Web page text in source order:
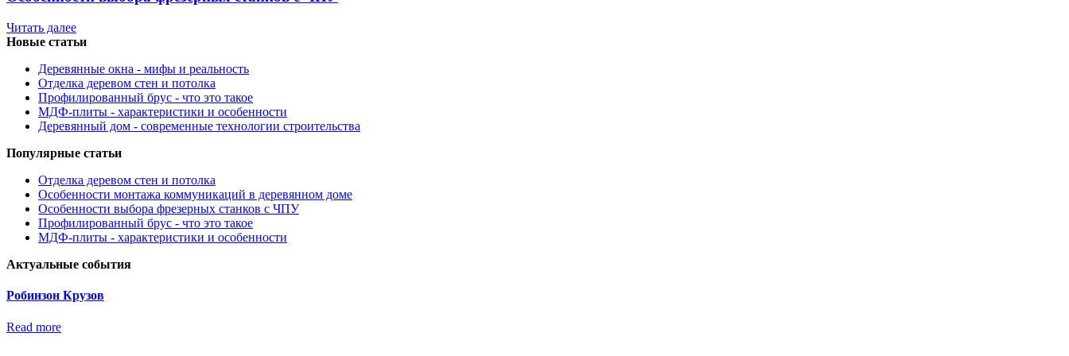
Читать далее
Новые статьи
Деревянные окна - мифы и реальность
Отделка деревом стен и потолка
Профилированный брус - что это такое
МДФ-плиты - характеристики и особенности
Деревянный дом - современные технологии строительства
Популярные статьи
Отделка деревом стен и потолка
Особенности монтажа коммуникаций в деревянном доме
Особенности выбора фрезерных станков с ЧПУ
Профилированный брус - что это такое
МДФ-плиты - характеристики и особенности
Актуальные события
Робинзон Крузов
Read more